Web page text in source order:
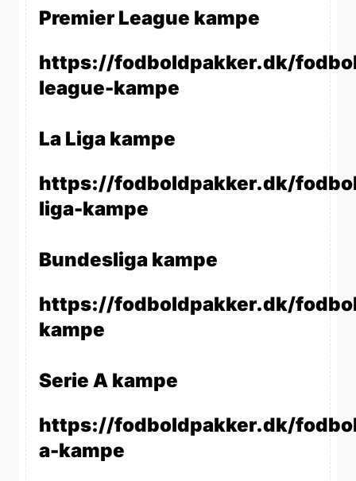
Premier League kampe
https://fodboldpakker.dk/
league-kampe
La Liga kampe
https://fodboldpakker.dk/
liga-kampe
Bundesliga kampe
https://fodboldpakker.dk/
kampe
Serie A kampe
https://fodboldpakker.dk/
a-kampe